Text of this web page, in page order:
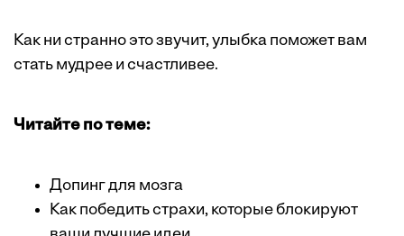
Как ни странно это звучит, улыбка поможет вам
стать мудрее и счастливее.
Читайте по теме:
Допинг для мозга
Как победить страхи, которые блокируют